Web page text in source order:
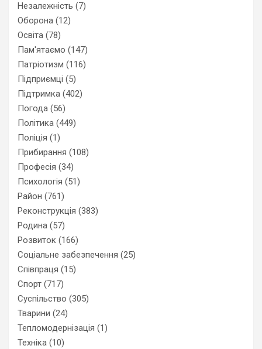
Незалежність (7)
Оборона (12)
Освіта (78)
Пам'ятаємо (147)
Патріотизм (116)
Підприємці (5)
Підтримка (402)
Погода (56)
Політика (449)
Поліція (1)
Прибирання (108)
Професія (34)
Психологія (51)
Район (761)
Реконструкція (383)
Родина (57)
Розвиток (166)
Соціальне забезпечення (25)
Співпраця (15)
Спорт (717)
Суспільство (305)
Тварини (24)
Тепломодернізація (1)
Техніка (10)